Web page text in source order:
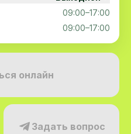
09:00–17:00
09:00–17:00
онлайн
Задать вопрос